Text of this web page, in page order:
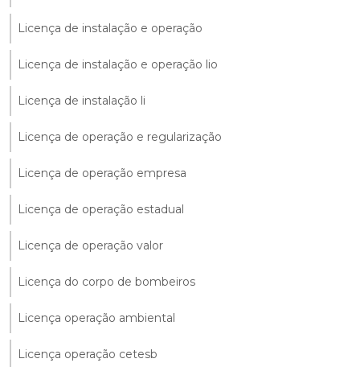
Licença de instalação e operação
Licença de instalação e operação lio
Licença de instalação li
Licença de operação e regularização
Licença de operação empresa
Licença de operação estadual
Licença de operação valor
Licença do corpo de bombeiros
Licença operação ambiental
Licença operação cetesb